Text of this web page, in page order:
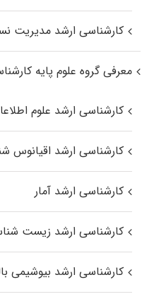
کارشناسی ارشد مدیریت
معرفی گروه علوم پایه
کارشناسی ارشد علوم
کارشناسی ارشد اقیانوس‌
کارشناسی ارشد آمار
کارشناسی ارشد زیست
کارشناسی ارشد بیوشیمی